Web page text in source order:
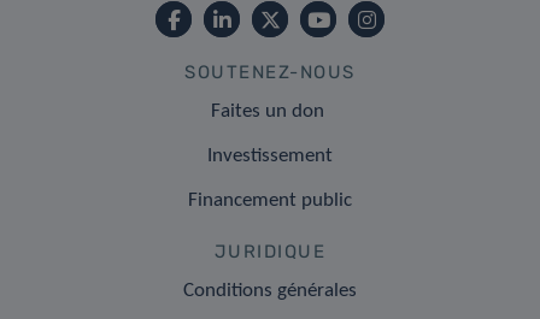
SOUTENEZ-NOUS
Faites un don
Investissement
Financement public
JURIDIQUE
Conditions générales